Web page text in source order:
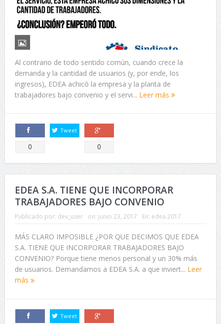
Al contrario de todo sentido común, cuando crece la
demanda y la cantidad de usuarios (y, por ende, los
ingresos), EDEA achicó la empresa y la planta de
trabajadores bajo convenio y el servi... Leer más
Comparte
0
Tweet
Comparte
0
EDEA S.A. TIENE QUE INCORPORAR
TRABAJADORES BAJO CONVENIO
Publicado por: dev_user on: junio 23, 2017 En: edea 2017
MÁS CLARO IMPOSIBLE ¿POR QUE DECIMOS QUE EDEA
S.A. TIENE QUE INCORPORAR TRABAJADORES BAJO
CONVENIO? Porque tiene menos personal y un 30% más
de usuarios. Demandamos a EDEA S.A. a que inviert... Leer
más
Tweet